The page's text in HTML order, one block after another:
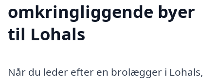
omkringliggende byer
til Lohals
Når du leder efter en brolægger i Lohals,